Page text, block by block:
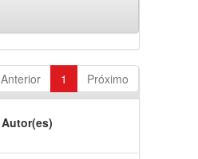
Anterior 1 Próximo
Autor(es)